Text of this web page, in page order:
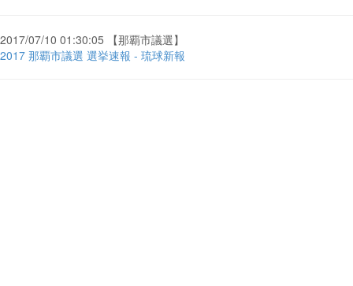
2017/07/10 01:30:05 【那覇市議選】
2017 那覇市議選 選挙速報 - 琉球新報